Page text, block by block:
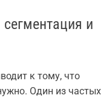
и
к тому, что
Один из частых